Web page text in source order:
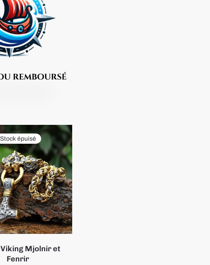
remboursé
Stock épuisé
Mjolnir et
Fenrir